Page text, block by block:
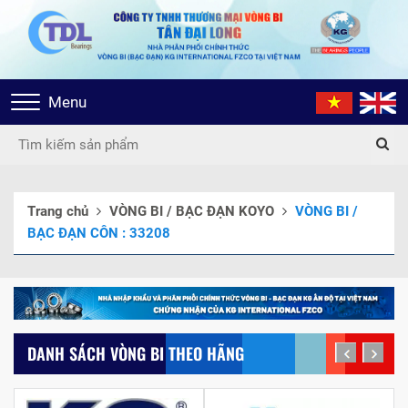
Toggle
navigation
Menu
Trang chủ VÒNG BI / BẠC ĐẠN KOYO
VÒNG BI /
BẠC ĐẠN CÔN : 33208
DANH SÁCH VÒNG BI THEO HÃNG prev next